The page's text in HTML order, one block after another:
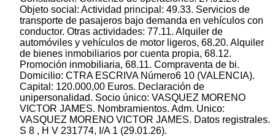
Objeto social: Actividad principal: 49.33. Servicios de
transporte de pasajeros bajo demanda en vehículos con
conductor. Otras actividades: 77.11. Alquiler de
automóviles y vehículos de motor ligeros, 68.20. Alquiler
de bienes inmobiliarios por cuenta propia, 68.12.
Promoción inmobiliaria, 68.11. Compraventa de bi.
Domicilio: CTRA ESCRIVA Número6 10 (VALENCIA).
Capital: 120.000,00 Euros. Declaración de
unipersonalidad. Socio único: VASQUEZ MORENO
VICTOR JAMES. Nombramientos. Adm. Unico:
VASQUEZ MORENO VICTOR JAMES. Datos registrales.
S 8 , H V 231774, I/A 1 (29.01.26).